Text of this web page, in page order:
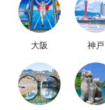
大阪 神戸